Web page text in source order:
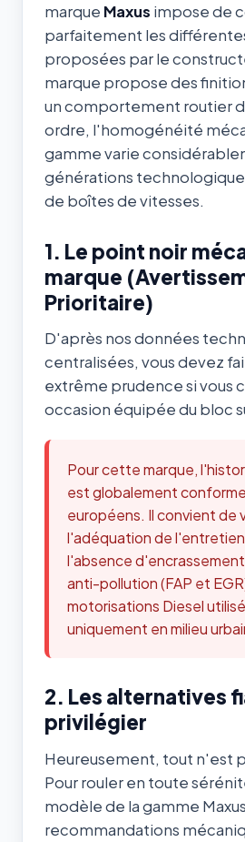
marque Maxus impose de
parfaitement les
proposées par le
marque propose des
un comportement routier
ordre, l'homogénéité
gamme varie
générations
de boîtes de vitesses.
1. Le point noir
marque
Prioritaire)
D'après nos données
centralisées, vous devez
extrême prudence si vous
occasion équipée du bloc
Pour cette marque,
est globalement
européens. Il convient de
l'adéquation de
l'absence
anti-pollution (FAP et
motorisations Diesel
uniquement en milieu
2. Les alternatives
privilégier
Heureusement, tout n'est
Pour rouler en toute
modèle de la gamme
recommandations